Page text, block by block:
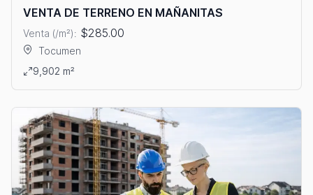
VENTA DE TERRENO EN MAÑANITAS
Venta (/m²): $285.00
Tocumen
Ver detalles: VENTA DE TERRENO EN MAÑANITAS
9,902 m²